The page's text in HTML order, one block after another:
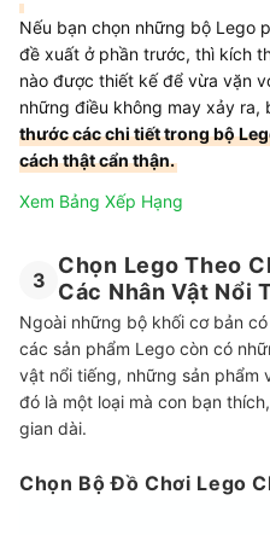
Nếu bạn chọn những bộ Lego
đề xuất ở phần trước, thì kích
nào được thiết kế để vừa vặn
những điều không may xảy ra,
thước các chi tiết trong bộ
cách thật cẩn thận.
Xem Bảng Xếp Hạng
3
Chọn Lego Theo
Các Nhân Vật Nổi
Ngoài những bộ khối cơ bản
các sản phẩm Lego còn có
vật nổi tiếng, những sản phẩm
đó là một loại mà con bạn
gian dài.
Chọn Bộ Đồ Chơi Lego